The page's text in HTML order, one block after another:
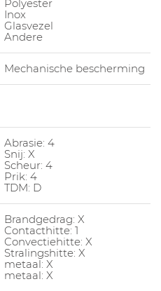
Polyester
Inox
Glasvezel
Andere
Mechanische bescherming
Abrasie: 4
Snij: X
Scheur: 4
Prik: 4
TDM: D
Brandgedrag: X
Contacthitte: 1
Convectiehitte: X
Stralingshitte: X
metaal: X
metaal: X